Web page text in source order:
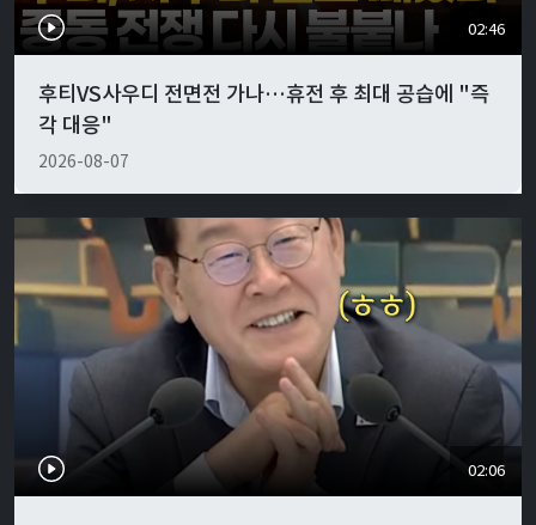
02:46
후티VS사우디 전면전 가나…휴전 후 최대 공습에 "즉
각 대응"
2026-08-07
02:06